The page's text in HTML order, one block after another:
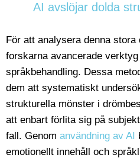
AI avslöjar dolda
För att analysera denna stora
forskarna avancerade
språkbehandling. Dessa
dem att systematiskt
strukturella mönster i
att enbart förlita sig på
fall. Genom användning av AI
emotionellt innehåll och